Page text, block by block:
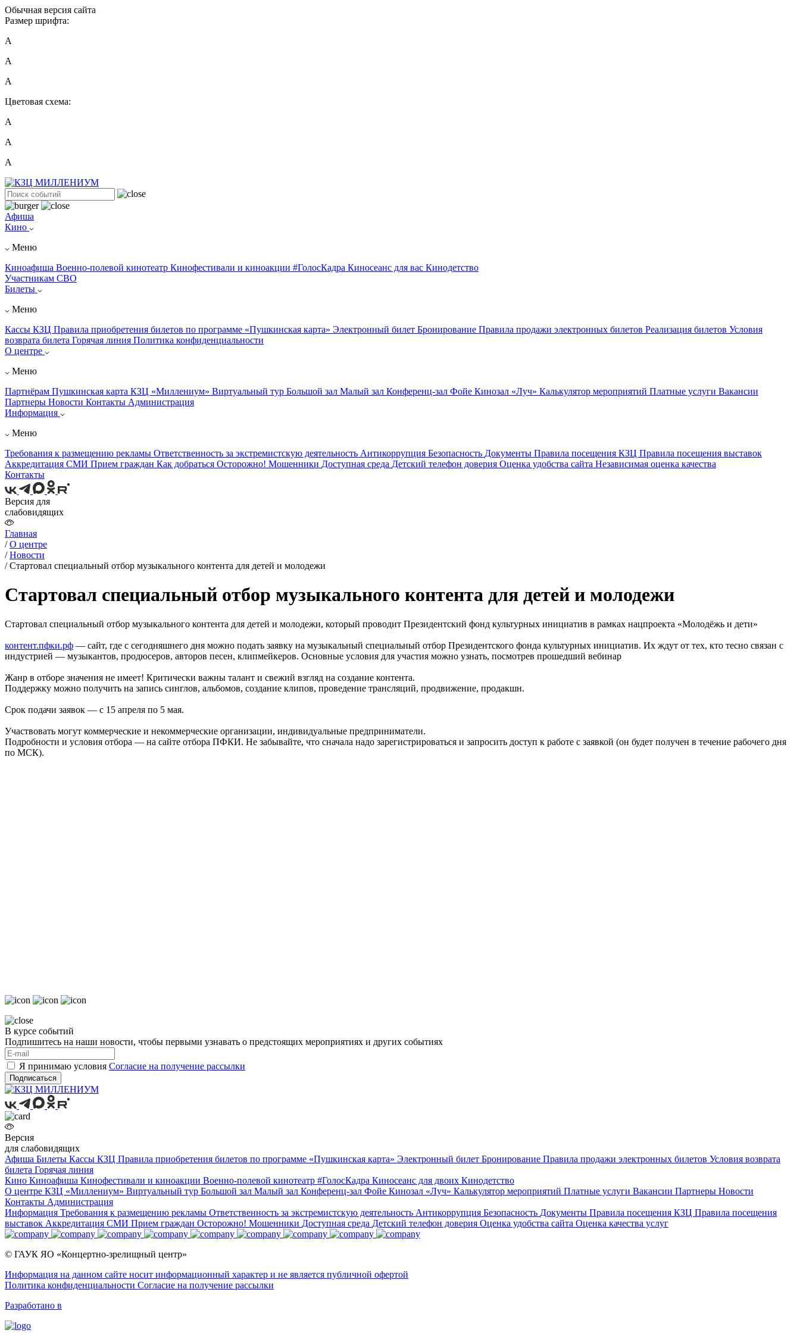
Обычная версия сайта
Размер шрифта:
A
A
A
Цветовая схема:
А
А
А
Афиша
Кино
Меню
Киноафиша Военно-полевой кинотеатр Кинофестивали и киноакции #ГолосКадра Киносеанс для вас Кинодетство
Участникам СВО
Билеты
Меню
Кассы КЗЦ Правила приобретения билетов по программе «Пушкинская карта» Электронный билет Бронирование Правила продажи электронных билетов Реализация билетов Условия
возврата билета Горячая линия Политика конфиденциальности
О центре
Меню
Партнёрам Пушкинская карта КЗЦ «Миллениум» Виртуальный тур Большой зал Малый зал Конференц-зал Фойе Кинозал «Луч» Калькулятор мероприятий Платные услуги Вакансии
Партнеры Новости Контакты Администрация
Информация
Меню
Требования к размещению рекламы Ответственность за экстремистскую деятельность Антикоррупция Безопасность Документы Правила посещения КЗЦ Правила посещения выставок
Аккредитация СМИ Прием граждан Как добраться Осторожно! Мошенники Доступная среда Детский телефон доверия Оценка удобства сайта Независимая оценка качества
Контакты
Версия для
слабовидящих
Главная
/О центре
/Новости
/Стартовал специальный отбор музыкального контента для детей и молодежи
Стартовал специальный отбор музыкального контента для детей и молодежи
Стартовал специальный отбор музыкального контента для детей и молодежи, который проводит Президентский фонд культурных инициатив в рамках нацпроекта «Молодёжь и дети»
контент.пфки.рф — сайт, где с сегодняшнего дня можно подать заявку на музыкальный специальный отбор Президентского фонда культурных инициатив. Их ждут от тех, кто тесно связан с
индустрией — музыкантов, продюсеров, авторов песен, клипмейкеров. Основные условия для участия можно узнать, посмотрев прошедший вебинар
Жанр в отборе значения не имеет! Критически важны талант и свежий взгляд на создание контента.
Поддержку можно получить на запись синглов, альбомов, создание клипов, проведение трансляций, продвижение, продакшн.
Срок подачи заявок — с 15 апреля по 5 мая.
Участвовать могут коммерческие и некоммерческие организации, индивидуальные предприниматели.
Подробности и условия отбора — на сайте отбора ПФКИ. Не забывайте, что сначала надо зарегистрироваться и запросить доступ к работе с заявкой (он будет получен в течение рабочего дня
по МСК).
В курсе событий
Подпишитесь на наши новости, чтобы первыми узнавать о предстоящих мероприятиях и других событиях
Я принимаю условия Согласие на получение рассылки
Подписаться
Версия
для слабовидящих
Афиша Билеты Кассы КЗЦ Правила приобретения билетов по программе «Пушкинская карта» Электронный билет Бронирование Правила продажи электронных билетов Условия возврата
билета Горячая линия
Кино Киноафиша Кинофестивали и киноакции Военно-полевой кинотеатр #ГолосКадра Киносеанс для двоих Кинодетство
О центре КЗЦ «Миллениум» Виртуальный тур Большой зал Малый зал Конференц-зал Фойе Кинозал «Луч» Калькулятор мероприятий Платные услуги Вакансии Партнеры Новости
Контакты Администрация
Информация Требования к размещению рекламы Ответственность за экстремистскую деятельность Антикоррупция Безопасность Документы Правила посещения КЗЦ Правила посещения
выставок Аккредитация СМИ Прием граждан Осторожно! Мошенники Доступная среда Детский телефон доверия Оценка удобства сайта Оценка качества услуг
© ГАУК ЯО «Концертно-зрелищный центр»
Информация на данном сайте носит информационный характер и не является публичной офертой
Политика конфиденциальности Согласие на получение рассылки
Разработано в